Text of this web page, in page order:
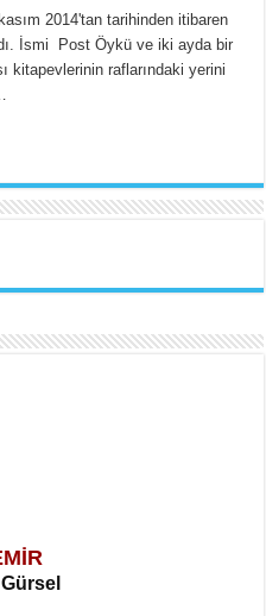
2014'tan tarihinden itibaren
İsmi Post Öykü ve iki ayda bir
kitapevlerinin raflarındaki yerini